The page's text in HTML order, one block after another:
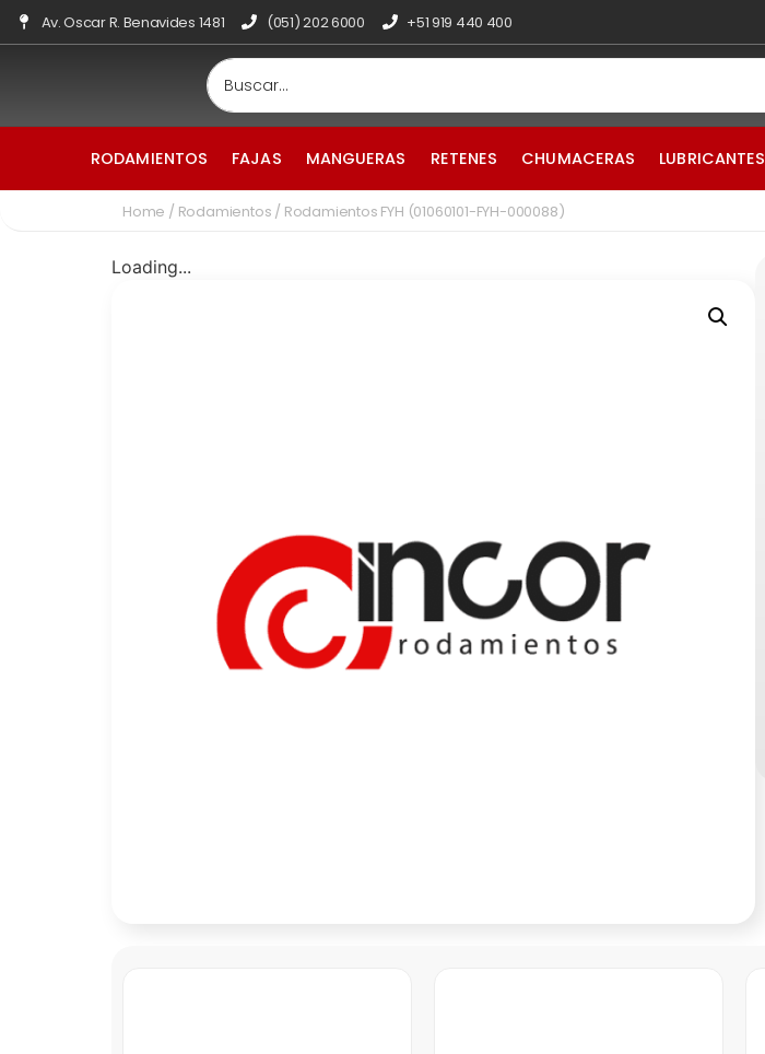
Av. Oscar R. Benavides 1481 (051) 202 6000 +51 919 440 400
RODAMIENTOS FAJAS MANGUERAS RETENES CHUMACERAS LUBRICANTES
Home / Rodamientos / Rodamientos FYH (01060101-FYH-000088)
Loading...